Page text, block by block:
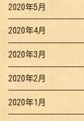
2020年5月
2020年4月
2020年3月
2020年2月
2020年1月